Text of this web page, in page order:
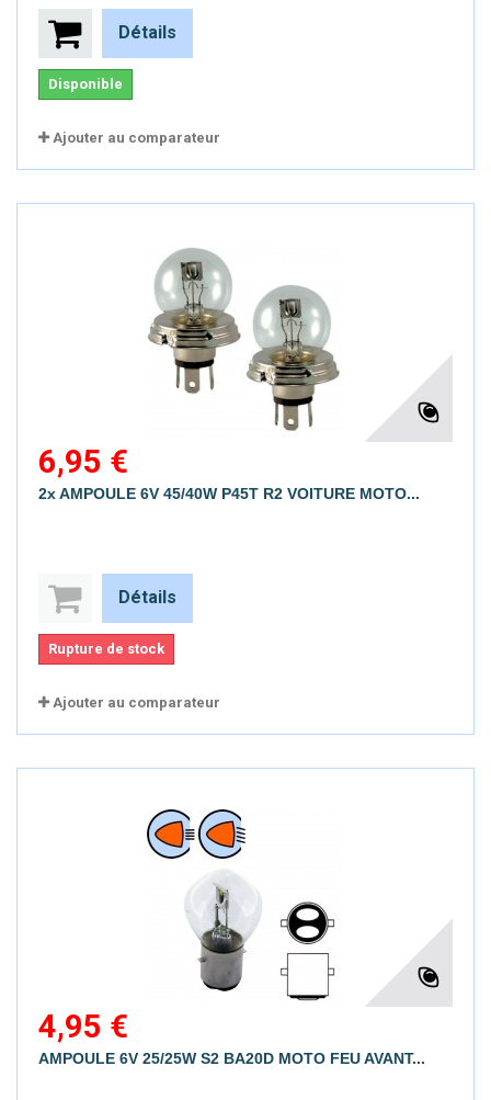
Détails
Disponible
Ajouter au comparateur
6,95 €
2x AMPOULE 6V 45/40W P45T R2 VOITURE MOTO...
Détails
Rupture de stock
Ajouter au comparateur
4,95 €
AMPOULE 6V 25/25W S2 BA20D MOTO FEU AVANT...